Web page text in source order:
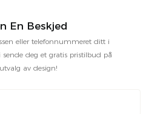
En Beskjed
eller telefonnummeret ditt i
deg et gratis pristilbud på
av design!